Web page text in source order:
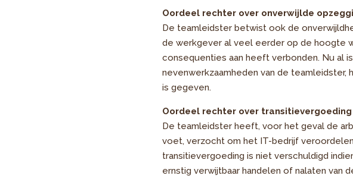
Oordeel rechter over onverwijlde
De teamleidster betwist ook de
de werkgever al veel eerder op de hoogte
consequenties aan heeft verbonden. Nu al
nevenwerkzaamheden van de
is gegeven.
Oordeel rechter over transitievergoeding
De teamleidster heeft, voor het geval de
voet, verzocht om het IT-bedrijf
transitievergoeding is niet verschuldigd
ernstig verwijtbaar handelen of nalaten van